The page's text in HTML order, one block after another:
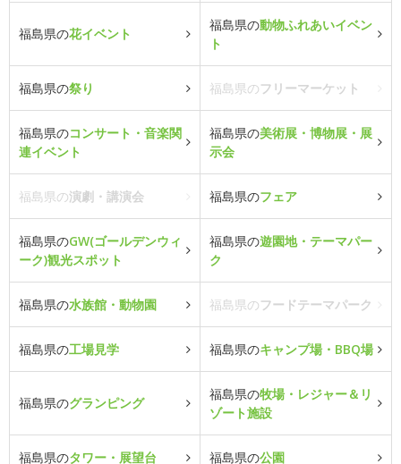
福島県の花イベント
福島県の動物ふれあいイベン
ト
福島県の祭り 福島県のフリーマーケット
福島県のコンサート・音楽関
連イベント
福島県の美術展・博物展・展
示会
福島県の演劇・講演会 福島県のフェア
福島県のGW(ゴールデンウィ
ーク)観光スポット
福島県の遊園地・テーマパー
ク
福島県の水族館・動物園 福島県のフードテーマパーク
福島県の工場見学 福島県のキャンプ場・BBQ場
福島県のグランピング
福島県の牧場・レジャー＆リ
ゾート施設
福島県のタワー・展望台 福島県の公園